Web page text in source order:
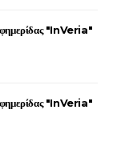
"InVeria"
"InVeria"